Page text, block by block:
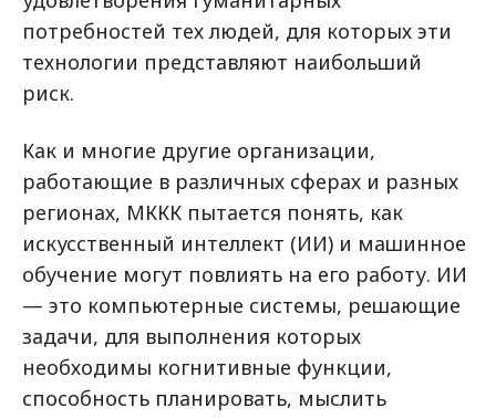
потребностей тех людей, для которых эти
технологии представляют наибольший
риск.
Как и многие другие организации,
работающие в различных сферах и разных
регионах, МККК пытается понять, как
искусственный интеллект (ИИ) и машинное
обучение могут повлиять на его работу. ИИ
— это компьютерные системы, решающие
задачи, для выполнения которых
необходимы когнитивные функции,
способность планировать, мыслить